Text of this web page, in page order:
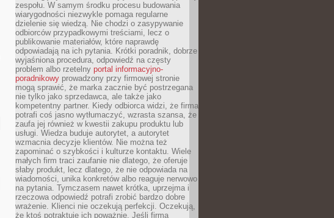
zespołu. W samym środku procesu budowania
wiarygodności niezwykle pomaga regularne
dzielenie się wiedzą. Nie chodzi o zasypywanie
odbiorców przypadkowymi treściami, lecz o
publikowanie materiałów, które naprawdę
odpowiadają na ich pytania. Krótki poradnik, dobrze
wyjaśniona procedura, odpowiedź na częsty
problem albo rzetelny portal informacyjno-
poradnikowy prowadzony przy firmowej stronie
mogą sprawić, że marka zacznie być postrzegana
nie tylko jako sprzedawca, ale także jako
kompetentny partner. Kiedy odbiorca widzi, że firma
potrafi coś jasno wytłumaczyć, wzrasta szansa, że
zaufa jej również w kwestii zakupu produktu lub
usługi. Wiedza buduje autorytet, a autorytet
wzmacnia decyzje klientów. Nie można też
zapominać o szybkości i kulturze kontaktu. Wiele
małych firm traci zaufanie nie dlatego, że oferuje
słaby produkt, lecz dlatego, że nie odpowiada na
wiadomości, unika konkretów albo reaguje nerwowo
na pytania. Tymczasem nawet krótka, uprzejma i
rzeczowa odpowiedź potrafi zrobić bardzo dobre
wrażenie. Klienci nie oczekują perfekcji. Oczekują,
że ktoś potraktuje ich poważnie. Jeśli firma